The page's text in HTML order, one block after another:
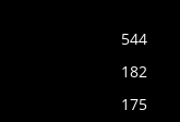
544
182
175